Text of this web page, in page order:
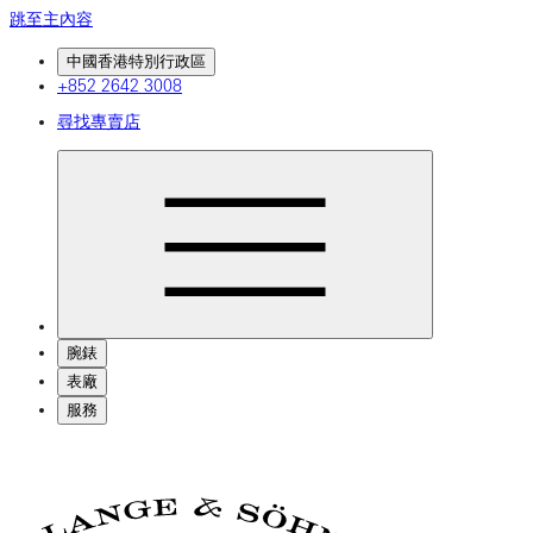
跳至主內容
中國香港特別行政區
+852 2642 3008
尋找專賣店
腕錶
表廠
服務